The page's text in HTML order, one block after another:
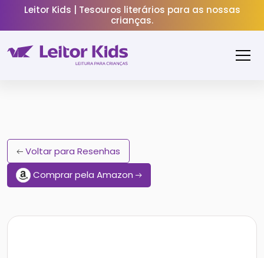
Leitor Kids | Tesouros literários para as nossas
crianças.
Voltar para Resenhas
Comprar pela Amazon